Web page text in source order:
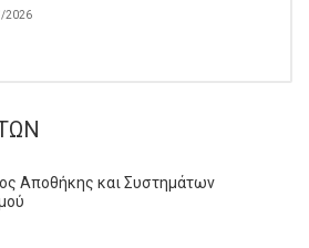
2026
Αποθήκης και Συστημάτων